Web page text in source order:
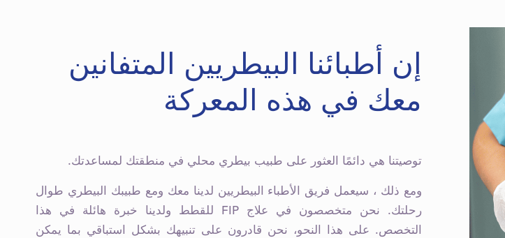
إن أطبائنا البيطريين المتفانين
معك في هذه المعركة
توصيتنا هي دائمًا العثور على طبيب بيطري محلي في منطقتك لمساعدتك.
ومع ذلك ، سيعمل فريق الأطباء البيطريين لدينا معك ومع طبيبك البيطري طوال
رحلتك. نحن متخصصون في علاج FIP للقطط ولدينا خبرة هائلة في هذا
التخصص. على هذا النحو، نحن قادرون على تنبيهك بشكل استباقي بما يمكن